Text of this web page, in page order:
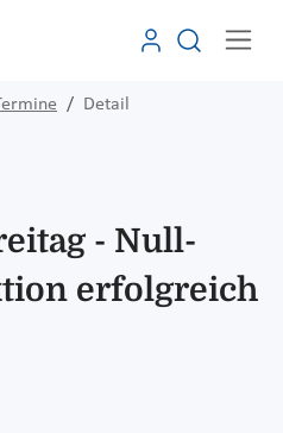
Detail
- Null-
erfolgreich